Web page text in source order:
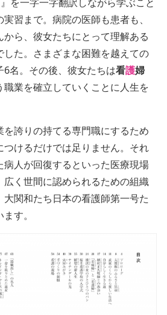
習まで。病院の医師も患者も、
ら、彼女たちにとって理解ある
た。さまざまな困難を越えての
名。その後、彼女たちは看護婦
職業を確立していくことに人生を
を誇りの持てる専門職にするため
つけるだけでは足りません。それ
病人が回復するといった医療現場
広く世間に認められるための組織
関和たち日本の看護師第一号た
す。